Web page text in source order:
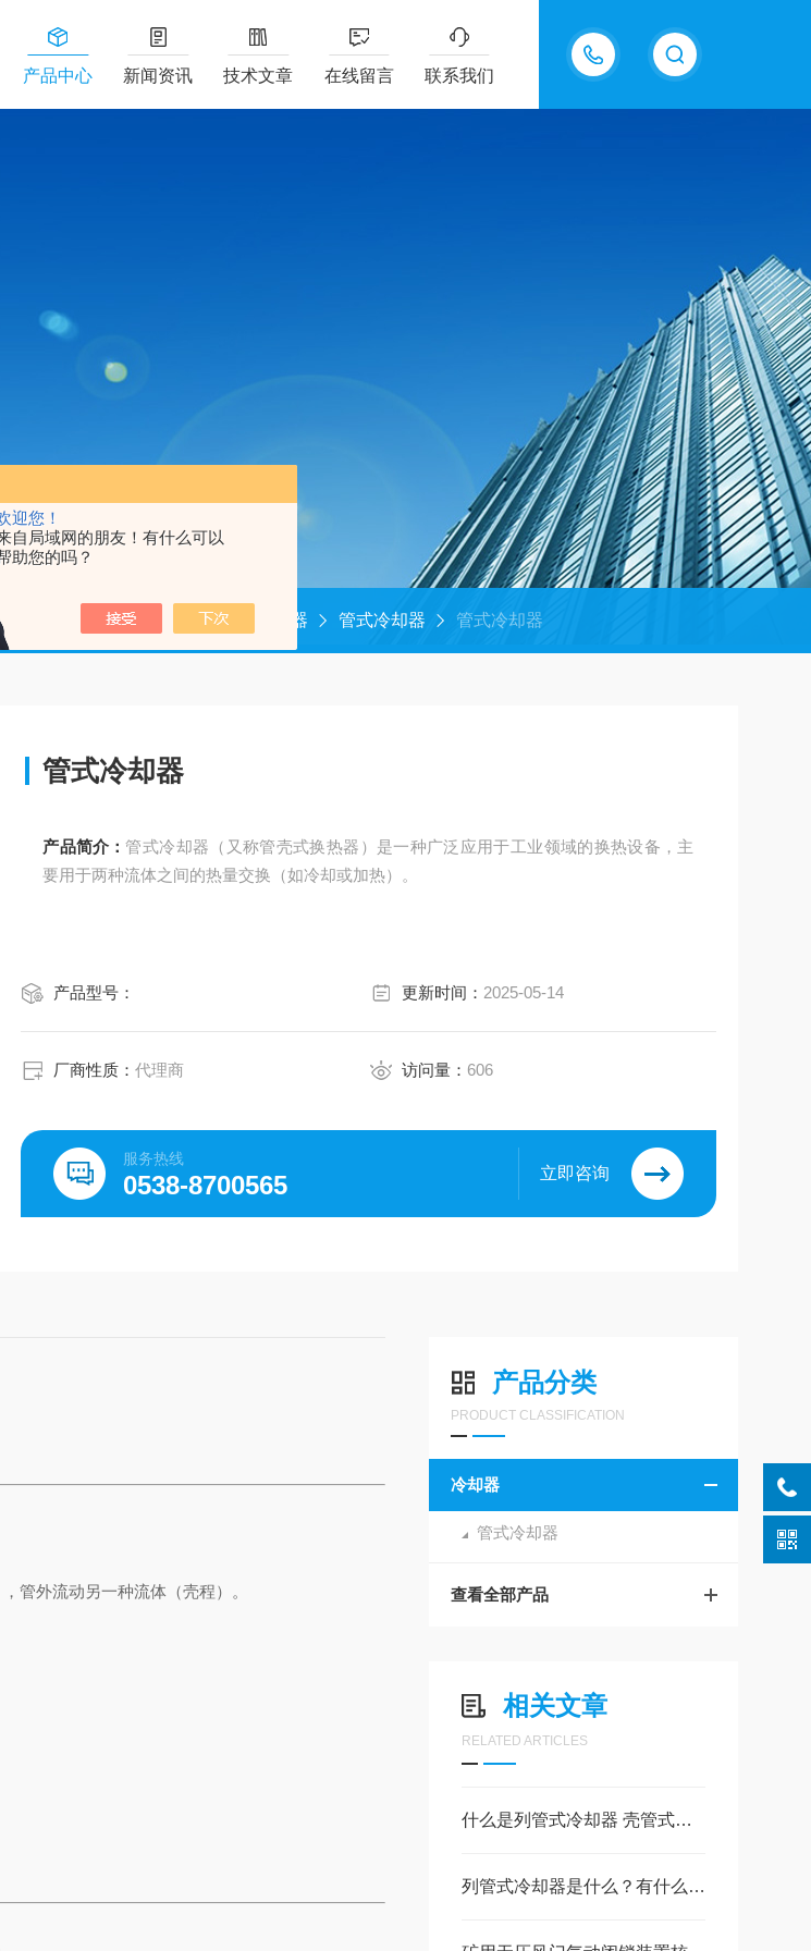
迎您！
自局域网的朋友！有什么可以
助您的吗？
18605483306
产品中心 新闻资讯 技术文章 在线留言 联系我们
首页 产品中心 冷却器 管式冷却器 管式冷却器
管式冷却器
产品简介：管式冷却器（又称管壳式换热器）是一种广泛应用于工业领域的换热设备，主
要用于两种流体之间的热量交换（如冷却或加热）。
产品型号： 更新时间： 2025-05-14
厂商性质：代理商 访问量： 606
服务热线
0538-8700565 立即咨询
产品分类
PRODUCT CLASSIFICATION
冷却器
管式冷却器
查看全部产品
相关文章
RELATED ARTICLES
什么是列管式冷却器 壳管式冷却器有什么作用
列管式冷却器是什么？有什么作用
管外流动另一种流体（壳程）。